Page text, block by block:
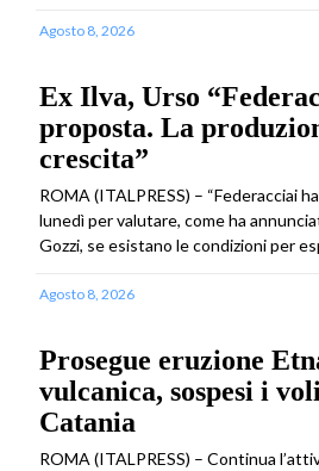
Agosto 8, 2026
Ex Ilva, Urso
proposta. La
crescita”
ROMA (ITALPRESS) – “Federacciai
lunedì per valutare, come ha
Gozzi, se esistano le condizioni per
Agosto 8, 2026
Prosegue eruzione
vulcanica, sospesi i
Catania
ROMA (ITALPRESS) – Continua